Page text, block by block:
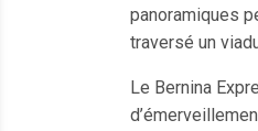
panoramiques
traversé un
Le Bernina